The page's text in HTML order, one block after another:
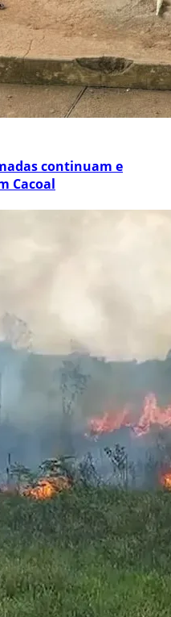
continuam e
Cacoal